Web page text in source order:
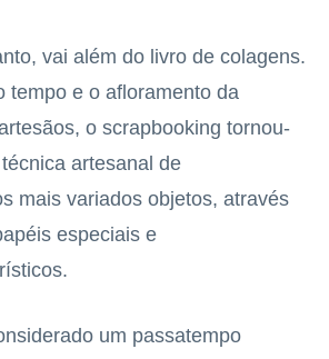
vai além do livro de colagens.
tempo e o afloramento da
o scrapbooking tornou-
artesanal de
mais variados objetos, através
especiais e
um passatempo